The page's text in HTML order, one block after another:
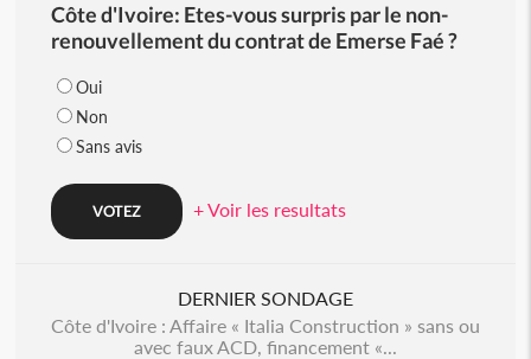
Côte d'Ivoire: Etes-vous surpris par le non-
renouvellement du contrat de Emerse Faé ?
Oui
Non
Sans avis
+ Voir les resultats
DERNIER SONDAGE
Côte d'Ivoire : Affaire « Italia Construction » sans ou
avec faux ACD, financement «...